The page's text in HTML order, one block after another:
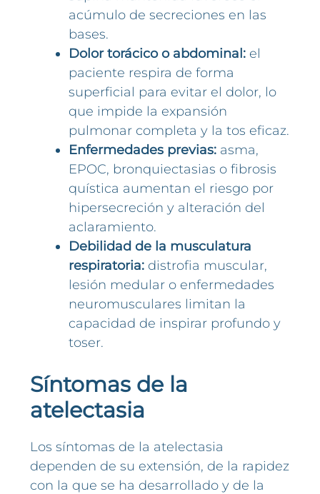
acúmulo de secreciones en las
bases.
Dolor torácico o abdominal: el
paciente respira de forma
superficial para evitar el dolor, lo
que impide la expansión
pulmonar completa y la tos eficaz.
Enfermedades previas: asma,
EPOC, bronquiectasias o fibrosis
quística aumentan el riesgo por
hipersecreción y alteración del
aclaramiento.
Debilidad de la musculatura
respiratoria: distrofia muscular,
lesión medular o enfermedades
neuromusculares limitan la
capacidad de inspirar profundo y
toser.
Síntomas de la
atelectasia
Los síntomas de la atelectasia
dependen de su extensión, de la rapidez
con la que se ha desarrollado y de la